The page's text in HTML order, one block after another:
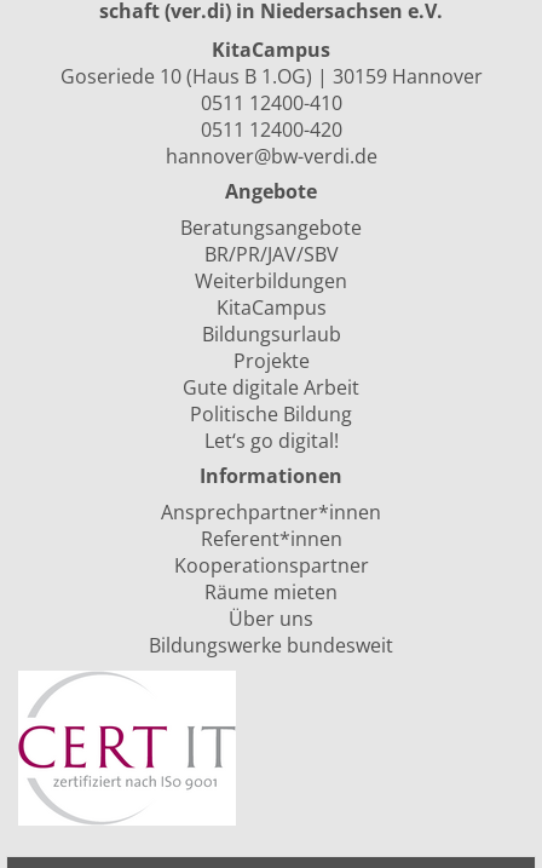
schaft (ver.di) in Niedersachsen e.V.
KitaCampus
Goseriede 10 (Haus B 1.OG) | 30159 Hannover
0511 12400-410
0511 12400-420
hannover@bw-verdi.de
Angebote
Beratungsangebote
BR/PR/JAV/SBV
Weiterbildungen
KitaCampus
Bildungsurlaub
Projekte
Gute digitale Arbeit
Politische Bildung
Let‘s go digital!
Informationen
Ansprechpartner*innen
Referent*innen
Kooperationspartner
Räume mieten
Über uns
Bildungswerke bundesweit